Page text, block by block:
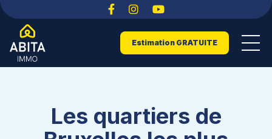
Estimation GRATUITE
Les quartiers de